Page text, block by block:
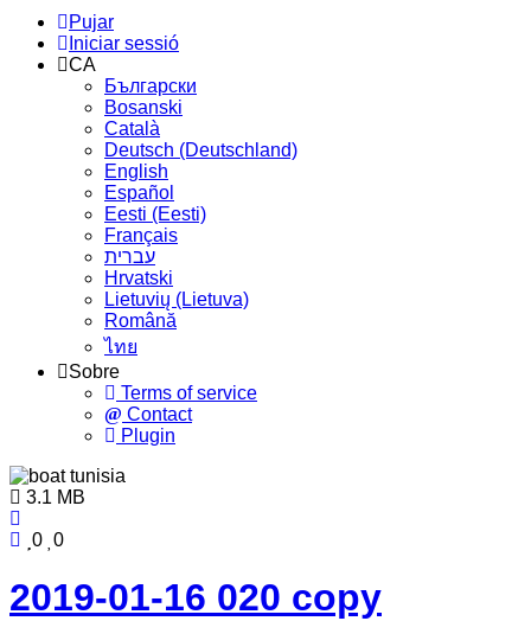
Pujar
Iniciar sessió
CA
Български
Bosanski
Сatalà
Deutsch (Deutschland)
English
Español
Eesti (Eesti)
Français
עברית
Hrvatski
Lietuvių (Lietuva)
Română
ไทย
Sobre
Terms of service
Contact
Plugin
3.1 MB
0 0
2019-01-16 020 copy